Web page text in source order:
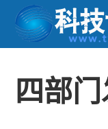
四部